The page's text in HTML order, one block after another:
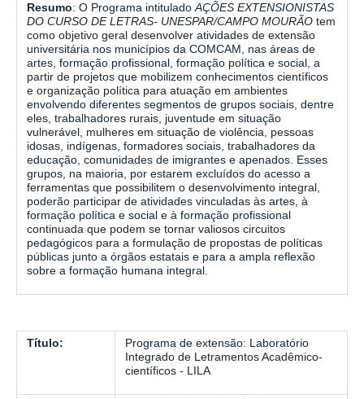
Resumo: O Programa intituladoAÇÕES EXTENSIONISTAS
DO CURSO DE LETRAS- UNESPAR/CAMPO MOURÃO tem
como objetivo geral desenvolver atividades de extensão
universitária nos municípios da COMCAM, nas áreas de
artes, formação profissional, formação política e social, a
partir de projetos que mobilizem conhecimentos científicos
e organização política para atuação em ambientes
envolvendo diferentes segmentos de grupos sociais, dentre
eles, trabalhadores rurais, juventude em situação
vulnerável, mulheres em situação de violência, pessoas
idosas, indígenas, formadores sociais, trabalhadores da
educação, comunidades de imigrantes e apenados. Esses
grupos, na maioria, por estarem excluídos do acesso a
ferramentas que possibilitem o desenvolvimento integral,
poderão participar de atividades vinculadas às artes, à
formação política e social e à formação profissional
continuada que podem se tornar valiosos circuitos
pedagógicos para a formulação de propostas de políticas
públicas junto a órgãos estatais e para a ampla reflexão
sobre a formação humana integral.
Título:
Programa de extensão: Laboratório
Integrado de Letramentos Acadêmico-
científicos - LILA